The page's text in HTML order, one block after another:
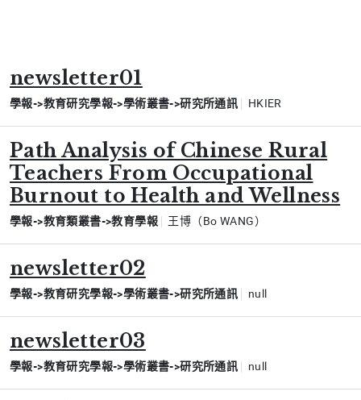
newsletter01
學報->教育研究學報->學術叢書->研究所通訊 HKIER
Path Analysis of Chinese Rural
Teachers From Occupational
Burnout to Health and Wellness
學報->教育類叢書->教育學報 王博（Bo WANG）
newsletter02
學報->教育研究學報->學術叢書->研究所通訊 null
newsletter03
學報->教育研究學報->學術叢書->研究所通訊 null